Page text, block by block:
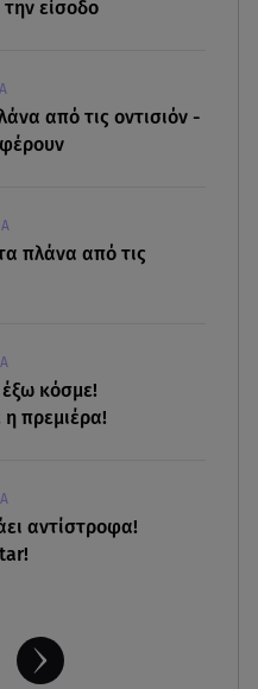
Μήνυμα από το 112
η πληρότητα για
είσοδο
από τις οντισιόν -
πλάνα από τις
έξω κόσμε!
πρεμιέρα!
αντίστροφα!